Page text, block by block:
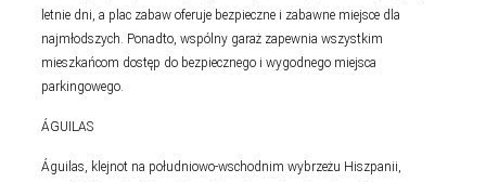
letnie dni, a plac zabaw oferuje bezpieczne i zabawne miejsce dla
najmłodszych. Ponadto, wspólny garaż zapewnia wszystkim
mieszkańcom dostęp do bezpiecznego i wygodnego miejsca
parkingowego.
ÁGUILAS
Águilas, klejnot na południowo-wschodnim wybrzeżu Hiszpanii,